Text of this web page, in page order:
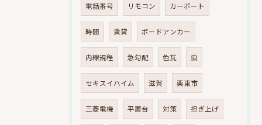
電話番号 リモコン カーポート
時間 賃貸 ボードアンカー
内線規程 急勾配 色瓦 虫
セキスイハイム 滋賀 栗東市
三菱電機 平置台 対策 担ぎ上げ